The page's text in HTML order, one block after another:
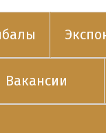
Вакансии